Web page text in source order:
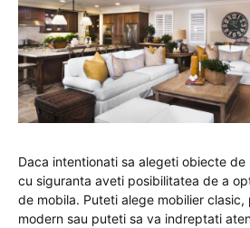
Daca intentionati sa alegeti obiecte
cu siguranta aveti posibilitatea de a
de mobila. Puteti alege mobilier
modern sau puteti sa va indreptati